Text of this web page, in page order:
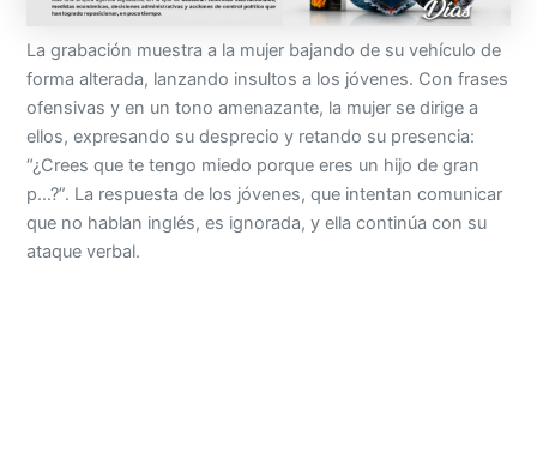
La grabación muestra a la mujer bajando de su vehículo de
forma alterada, lanzando insultos a los jóvenes. Con frases
ofensivas y en un tono amenazante, la mujer se dirige a
ellos, expresando su desprecio y retando su presencia:
“¿Crees que te tengo miedo porque eres un hijo de gran
p…?”. La respuesta de los jóvenes, que intentan comunicar
que no hablan inglés, es ignorada, y ella continúa con su
ataque verbal.